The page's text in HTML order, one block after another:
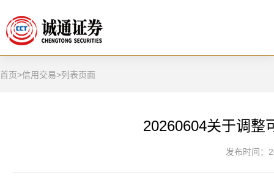
首页>信用交易>列表页面
20260604关于调整
发布时间：